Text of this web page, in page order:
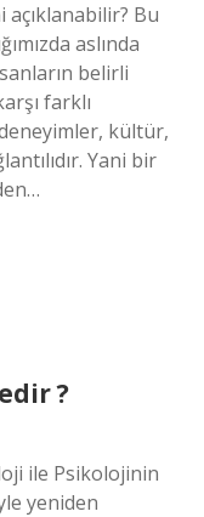
Bu
aslında
belirli
farklı
kültür,
Yani bir
?
ile Psikolojinin
yeniden